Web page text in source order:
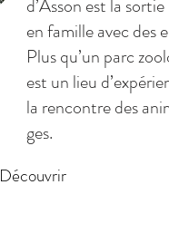
d’Asson est la sortie
en famille avec des
Plus qu’un parc
est un lieu
la rencontre des
ges.
Découvrir